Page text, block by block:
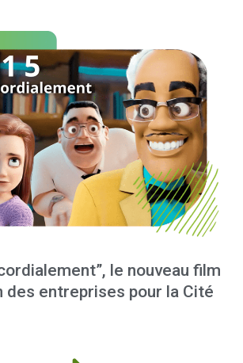
le nouveau film
des entreprises pour la Cité